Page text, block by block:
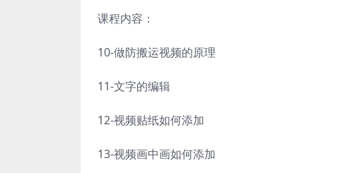
课程内容：
10-做防搬运视频的原理
11-文字的编辑
12-视频贴纸如何添加
13-视频画中画如何添加